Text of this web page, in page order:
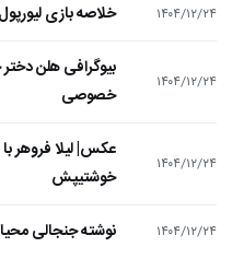
۱۴۰۴/۱۲/۲۴ خلاصه بازی لیورپول 1 – تاتنهام 1 (لیگ برتر انگلیس)
۱۴۰۴/۱۲/۲۴
بیوگرافی هلن
خصوصی
۱۴۰۴/۱۲/۲۴
عکس| لیلا فروهر
خوشتیپش
۱۴۰۴/۱۲/۲۴ نوشته جنجالی